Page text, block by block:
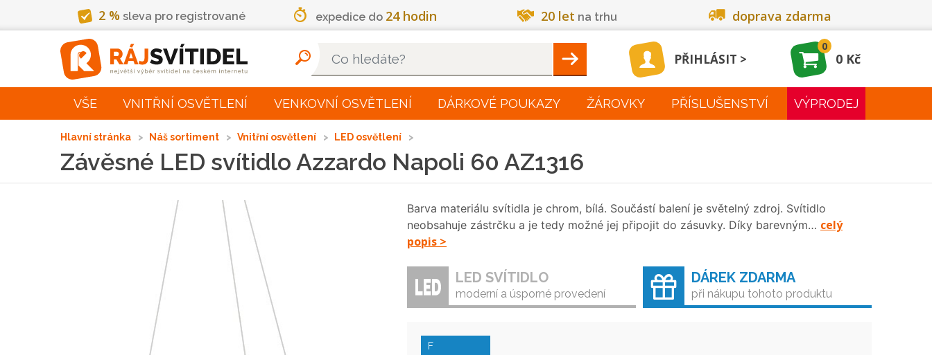
2 % sleva pro registrované expedice do 24 hodin 20 let na trhu doprava zdarma
Hleadat PŘIHLÁSIT
0
0 Kč
VŠE VNITŘNÍ OSVĚTLENÍ VENKOVNÍ OSVĚTLENÍ DÁRKOVÉ POUKAZY ŽÁROVKY PŘÍSLUŠENSTVÍ VÝPRODEJ
Hlavní stránka Náš sortiment Vnitřní osvětlení LED osvětlení
Závěsné LED svítidlo Azzardo Napoli 60 AZ1316
Barva materiálu svítidla je chrom, bílá. Součástí balení je světelný zdroj. Svítidlo
neobsahuje zástrčku a je tedy možné jej připojit do zásuvky. Díky barevným… celý
popis >
LED SVÍTIDLO
moderní a úsporné provedení
DÁREK ZDARMA
při nákupu tohoto produktu
F